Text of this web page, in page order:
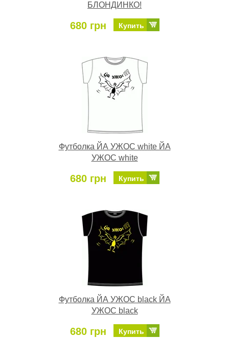
БЛОНДИНКО!
680 грн Купить
Футболка ЙА УЖОС white ЙА
УЖОС white
680 грн Купить
Футболка ЙА УЖОС black ЙА
УЖОС black
680 грн Купить